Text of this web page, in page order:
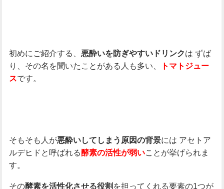
初めにご紹介する、 悪酔いを防ぎやすいドリンクは ずば
り、その名を聞いたことがある人も多い、
トマトジュー
スです。
そもそも人が悪酔いしてしまう原因の背景には アセトア
ルデヒドと呼ばれる酵素の活性が弱いことが挙げられま
す。
その酵素を活性化させる役割 を担ってくれる要素の1つが